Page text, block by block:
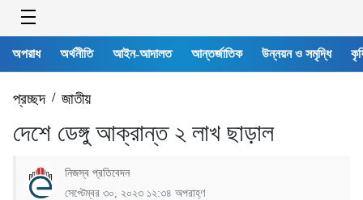
অপরাধ অর্থনীতি আইন-আদালত আন্তর্জাতিক উন্নয়ন ও সমৃদ্ধি
প্রচ্ছদ/ জাতীয়
দেশে ডেঙ্গু আক্রান্ত ২ লাখ ছাড়াল
নিজস্ব প্রতিবেদন
সেপ্টেম্বর ৩০, ২০২৩ ১২:৩৪ অপরাহ্ণ